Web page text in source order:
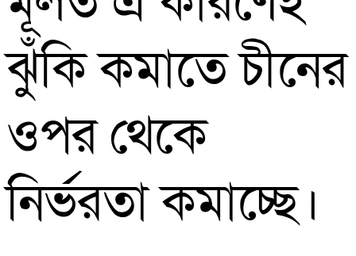
ঝুঁকি কমাতে চীনের
ওপর থেকে
নির্ভরতা কমাচ্ছে।